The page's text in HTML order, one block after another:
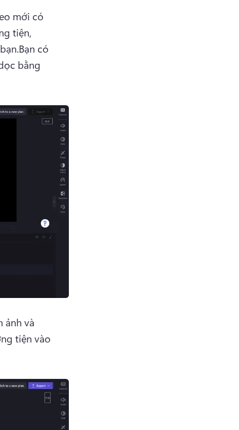
mới có
tiện,
Bạn có
bằng
ảnh và
tiện vào